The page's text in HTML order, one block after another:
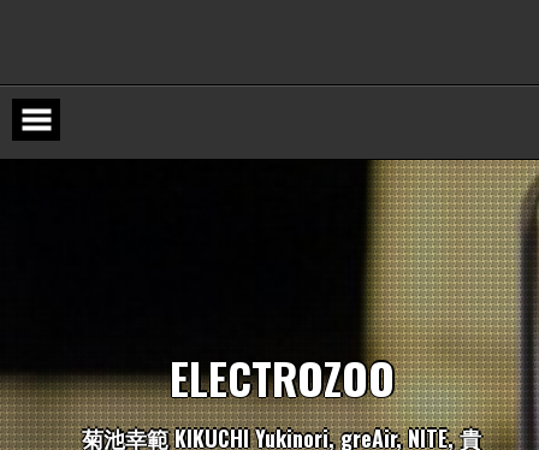
ELECTROZOO
菊池幸範KIKUCHIYukinori,greAir,NITE,貴